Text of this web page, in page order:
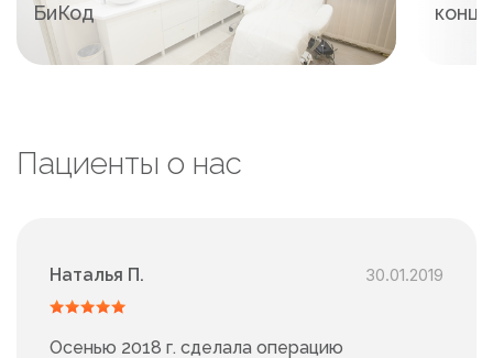
БиКод
Пациенты о нас
Наталья П. 30.01.2019
Осенью 2018 г. сделала операцию